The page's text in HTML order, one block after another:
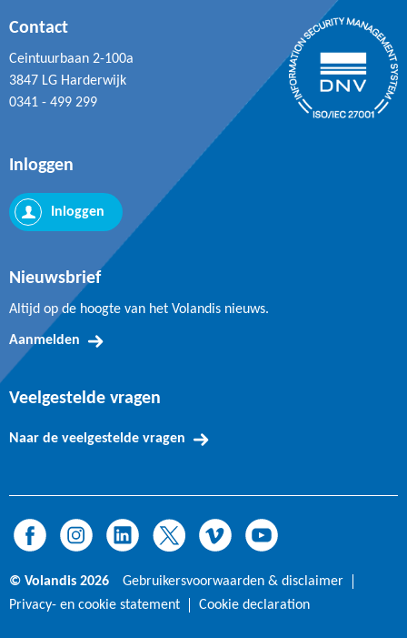
Contact
Ceintuurbaan 2-100a
3847 LG Harderwijk
0341 - 499 299
Nieuwsbrief
Altijd op de hoogte van het Volandis nieuws.
Aanmelden
Veelgestelde vragen
Naar de veelgestelde vragen
Inloggen
Inloggen
© Volandis 2026
Gebruikersvoorwaarden & disclaimer
Privacy- en cookie statement
Cookie declaration